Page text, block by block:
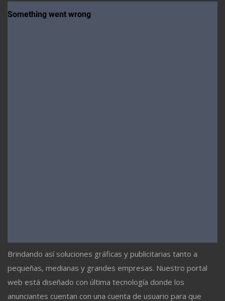
Brindando así soluciones gráficas y publicitarias tanto a
pequeñas, medianas y grandes empresas. Nuestro portal
web está diseñado con última tecnología donde los
anunciantes cuentan con una cuenta de usuario para que